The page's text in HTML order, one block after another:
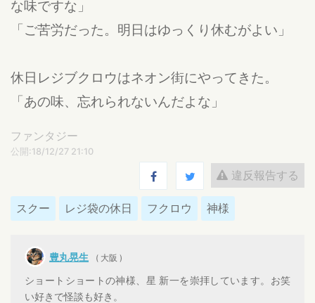
な味ですな」
「ご苦労だった。明日はゆっくり休むがよい」
休日レジブクロウはネオン街にやってきた。
「あの味、忘れられないんだよな」
ファンタジー
公開:18/12/27 21:10
違反報告する
スクー レジ袋の休日 フクロウ 神様
豊丸晃生 ( 大阪 )
ショートショートの神様、星 新一を崇拝しています。お笑
い好きで怪談も好き。